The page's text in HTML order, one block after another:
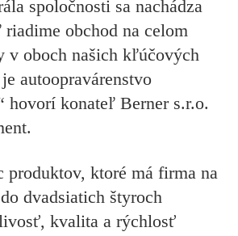
spoločnosti sa nachádza
obchod na celom
v oboch našich kľúčových
autoopravárenstvo
hovorí konateľ Berner s.r.o.
ktoré má firma na
dvadsiatich štyroch
kvalita a rýchlosť